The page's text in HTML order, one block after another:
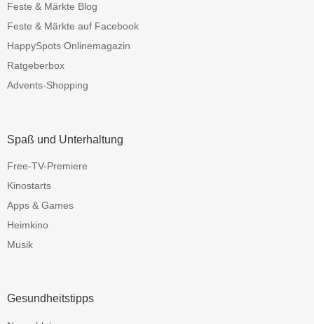
Feste & Märkte Blog
Feste & Märkte auf Facebook
HappySpots Onlinemagazin
Ratgeberbox
Advents-Shopping
Spaß und Unterhaltung
Free-TV-Premiere
Kinostarts
Apps & Games
Heimkino
Musik
Gesundheitstipps